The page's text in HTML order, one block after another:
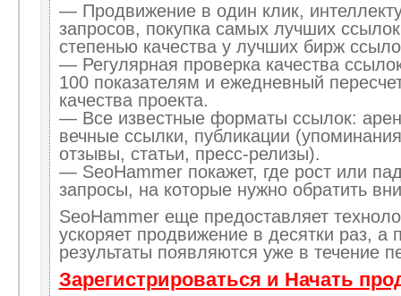
— Продвижение в один клик,
запросов, покупка самых лучших
степенью качества у лучших бирж
— Регулярная проверка качества
100 показателям и ежедневный
качества проекта.
— Все известные форматы ссылок:
вечные ссылки, публикации
отзывы, статьи, пресс-релизы).
— SeoHammer покажет, где рост или
запросы, на которые нужно обратить
SeoHammer еще предоставляет
ускоряет продвижение в десятки раз, а
результаты появляются уже в течение
Зарегистрироваться и Начать